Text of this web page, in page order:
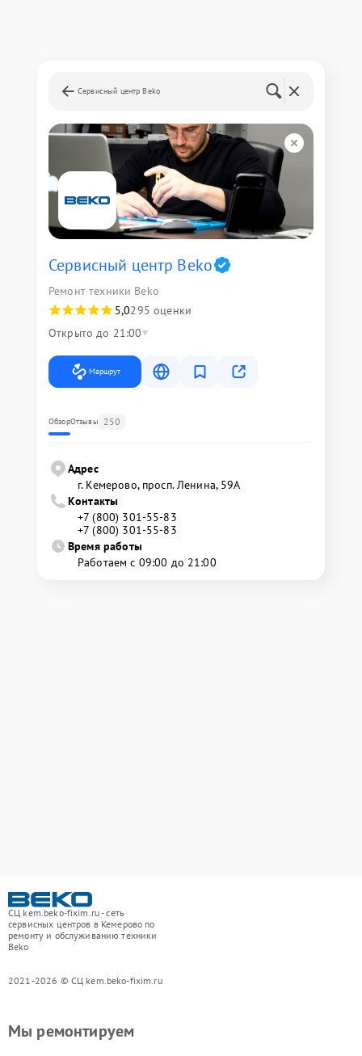
Сервисный центр Beko
Сервисный центр Beko
Ремонт техники Beko
5,0295 оценки
Открыто до 21:00
Маршрут
ОбзорОтзывы 250
Адрес
г. Кемерово, просп. Ленина, 59А
Контакты
+7 (800) 301-55-83
+7 (800) 301-55-83
Время работы
Работаем с 09:00 до 21:00
СЦ kem.beko-fixim.ru - сеть
сервисных центров в Кемерово по
ремонту и обслуживанию техники
Beko
2021-2026 © СЦ kem.beko-fixim.ru
Мы ремонтируем